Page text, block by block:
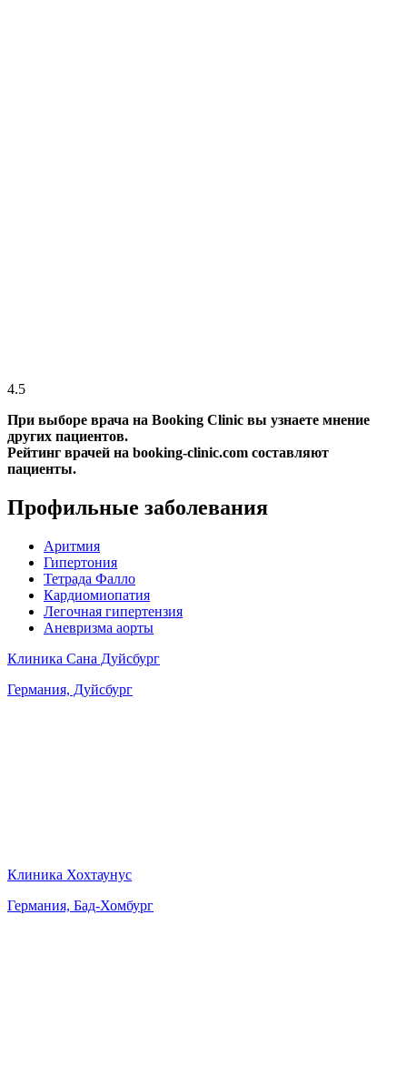
4.5
При выборе врача на Booking Clinic вы узнаете мнение
других пациентов.
Рейтинг врачей на booking-clinic.com составляют
пациенты.
Профильные заболевания
Аритмия
Гипертония
Тетрада Фалло
Кардиомиопатия
Легочная гипертензия
Аневризма аорты
Клиника Сана Дуйсбург
Германия, Дуйсбург
Клиника Хохтаунус
Германия, Бад-Хомбург